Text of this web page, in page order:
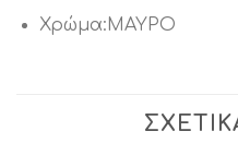
Χρώμα:ΜΑΥΡΟ